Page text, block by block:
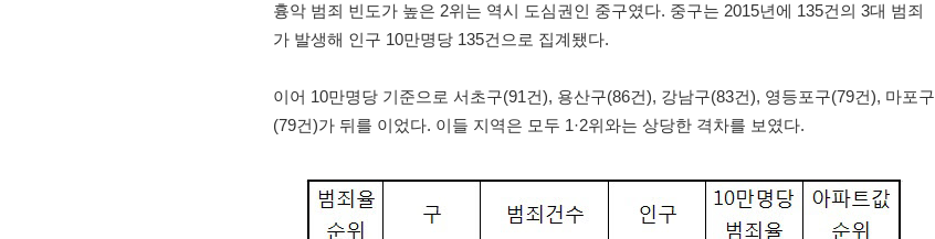
흉악 범죄 빈도가 높은 2위는 역시 도심권인 중구였다. 중구는 2015년에 135건의 3대 범죄
가 발생해 인구 10만명당 135건으로 집계됐다.
이어 10만명당 기준으로 서초구(91건), 용산구(86건), 강남구(83건), 영등포구(79건), 마포구
(79건)가 뒤를 이었다. 이들 지역은 모두 1·2위와는 상당한 격차를 보였다.